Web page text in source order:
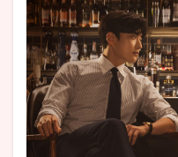
な？』
が見れ
る動画
配信サ
ービス
3
韓国ド
ラマ
『私た